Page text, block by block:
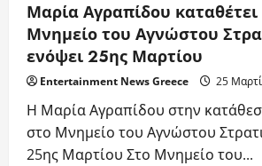
Μαρία Αγραπίδου
Μνημείο του Αγνώστου
ενόψει 25ης Μαρτίου
Entertainment News Greece 25
Η Μαρία Αγραπίδου στην
στο Μνημείο του Αγνώστου
25ης Μαρτίου Στο Μνημείο του...